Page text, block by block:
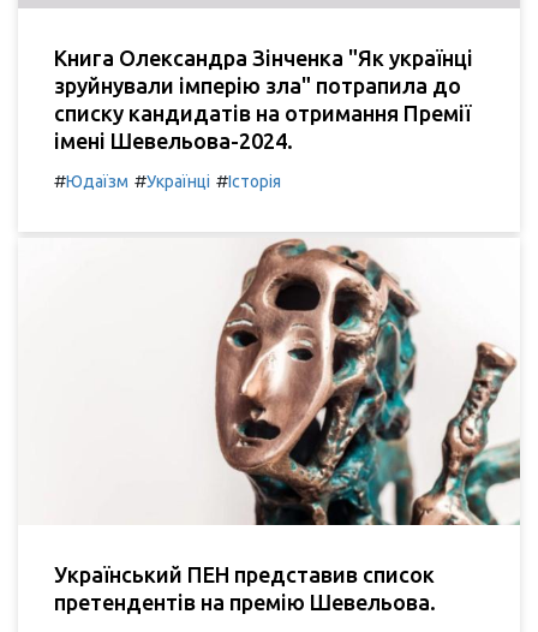
Книга Олександра Зінченка "Як українці
зруйнували імперію зла" потрапила до
списку кандидатів на отримання Премії
імені Шевельова-2024.
#Юдаїзм #Українці #Історія
Український ПЕН представив список
претендентів на премію Шевельова.